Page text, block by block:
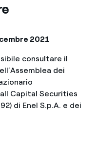
2021
consultare il
dei
Capital Securities
di Enel S.p.A. e dei